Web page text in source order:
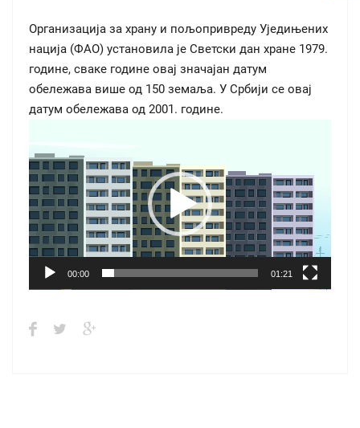
Организација за храну и пољопривреду Уједињених
нација (ФАО) установила је Светски дан хране 1979.
године, сваке године овај значајан датум
обележава више од 150 земаља. У Србији се овај
датум обележава од 2001. године.
00:00 01:21